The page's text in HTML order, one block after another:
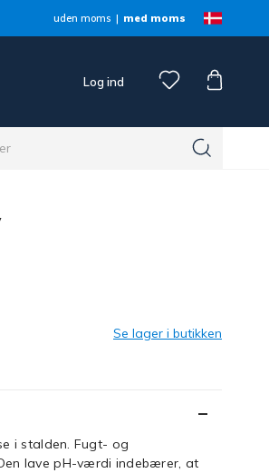
uden moms med moms
Log ind
Se lager i butikken
i stalden. Fugt- og
lave pH-værdi indebærer, at